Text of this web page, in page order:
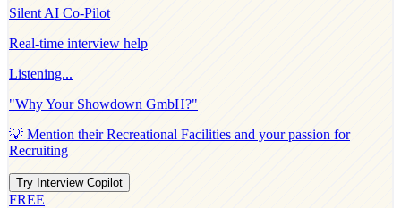
Silent AI Co-Pilot
Real-time interview help
Listening...
"WhyYour Showdown GmbH?"
💡 Mention their Recreational Facilities and your passion for
Recruiting
Try Interview Copilot
FREE